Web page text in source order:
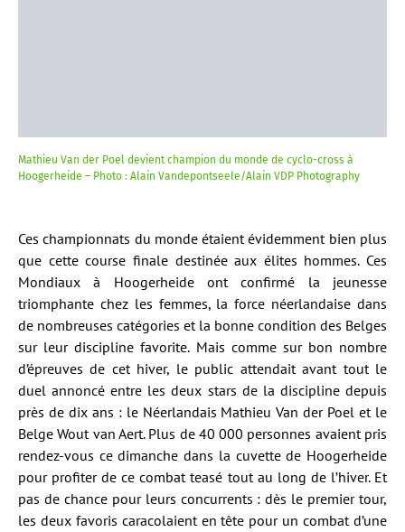
Mathieu Van der Poel devient champion du monde de cyclo-cross à
Hoogerheide – Photo : Alain Vandepontseele/Alain VDP Photography
Ces championnats du monde étaient évidemment bien plus
que cette course finale destinée aux élites hommes. Ces
Mondiaux à Hoogerheide ont confirmé la jeunesse
triomphante chez les femmes, la force néerlandaise dans
de nombreuses catégories et la bonne condition des Belges
sur leur discipline favorite. Mais comme sur bon nombre
d’épreuves de cet hiver, le public attendait avant tout le
duel annoncé entre les deux stars de la discipline depuis
près de dix ans : le Néerlandais Mathieu Van der Poel et le
Belge Wout van Aert. Plus de 40 000 personnes avaient pris
rendez-vous ce dimanche dans la cuvette de Hoogerheide
pour profiter de ce combat teasé tout au long de l’hiver. Et
pas de chance pour leurs concurrents : dès le premier tour,
les deux favoris caracolaient en tête pour un combat d’une